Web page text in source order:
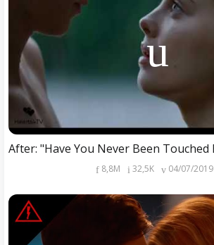
8,8M 32,5K 04/07/2019